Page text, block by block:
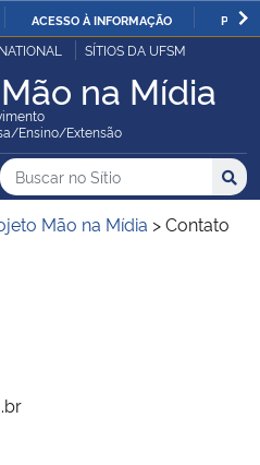
IR
PARA
O
CONTEÚDO
ACESSO À INFORMAÇÃO
SÍTIOS DA UFSM
na Mídia
Ensino/Extensão
Sítio
Busca
Buscar no no Sítio
Busca:
Mão na Mídia >Contato